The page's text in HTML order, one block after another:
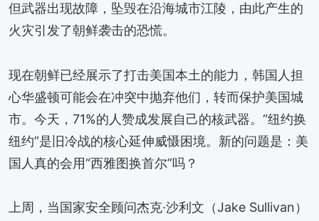
但武器出现故障，坠毁在沿海城市江陵，由此产生的
火灾引发了朝鲜袭击的恐慌。
现在朝鲜已经展示了打击美国本土的能力，韩国人担
心华盛顿可能会在冲突中抛弃他们，转而保护美国城
市。今天，71%的人赞成发展自己的核武器。“纽约换
纽约”是旧冷战的核心延伸威慑困境。新的问题是：美
国人真的会用“西雅图换首尔”吗？
上周，当国家安全顾问杰克·沙利文（Jake Sullivan）